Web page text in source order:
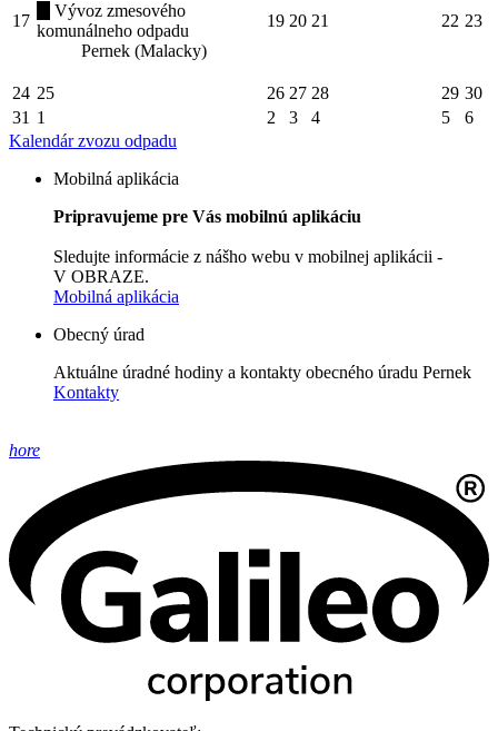
17
Vývoz zmesového
komunálneho odpadu
Pernek (Malacky)
19 20 21 22 23
24 25 26 27 28 29 30
31 1 2 3 4 5
6
Kalendár zvozu odpadu
Mobilná aplikácia
Pripravujeme pre Vás mobilnú aplikáciu
Sledujte informácie z nášho webu v mobilnej aplikácii -
V OBRAZE.
Mobilná aplikácia
Obecný úrad
Aktuálne úradné hodiny a kontakty obecného úradu Pernek
Kontakty
hore